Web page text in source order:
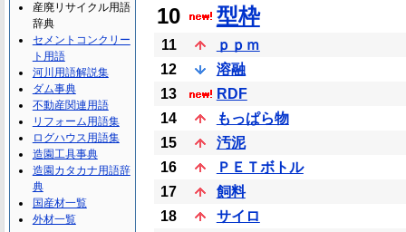
10
型枠
11
ｐｐｍ
12
溶融
13
RDF
14
もっぱら物
15
汚泥
16
ＰＥＴボトル
17
飼料
18
サイロ
産廃リサイクル用語
辞典
セメントコンクリー
ト用語
河川用語解説集
ダム事典
不動産関連用語
リフォーム用語集
ログハウス用語集
造園工具事典
造園カタカナ用語辞
典
国産材一覧
外材一覧